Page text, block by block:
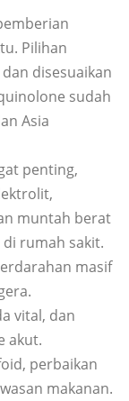
Pilihan
disesuaikan
sudah
Asia
penting,
muntah berat
rumah sakit.
masif
vital, dan
akut.
perbaikan
makanan.